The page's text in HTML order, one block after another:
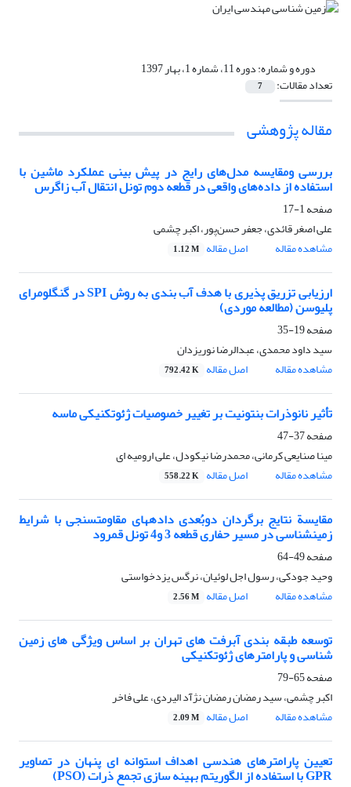
دوره و شماره:دوره 11، شماره 1، بهار 1397
تعداد مقالات: 7
مقاله پژوهشی
بررسی ومقایسه مدل‌های رایج در پیش بینی عملکرد ماشین با
استفاده از داده‌های واقعی در قطعه دوم تونل انتقال آب زاگرس
صفحه1-17
علی اصغر قائدی، جعفر حسن‌پور، اکبر چشمی
مشاهده مقاله
اصل مقاله 1.12 M
ارزیابی تزریق پذیری با هدف آب بندی به روش SPI در گنگلومرای
پلیوسن (مطالعه موردی)
صفحه19-35
سید داود محمدی، عبدالرضا نوریزدان
مشاهده مقاله
اصل مقاله 792.42 K
تأثیر نانوذرات بنتونیت بر تغییر خصوصیات ژئوتکنیکی ماسه
صفحه37-47
مینا صنایعی کرمانی، محمدرضا نیکودل، علی ارومیه ای
مشاهده مقاله
اصل مقاله 558.22 K
مقایسة نتایج برگردان دوبُعدی داده‎های مقاومت‎سنجی با شرایط
زمین‏شناسی در مسیر حفاری قطعه 3 و4 تونل قمرود
صفحه49-64
وحید جودکی، رسول اجل لوئیان، نرگس یزدخواستی
مشاهده مقاله
اصل مقاله 2.56 M
توسعه طبقه بندی آبرفت های تهران بر اساس ویژگی های زمین
شناسی و پارامترهای ژئوتکنیکی
صفحه65-79
اکبر چشمی، سید رمضان رمضان نژآد الیردی، علی فاخر
مشاهده مقاله
اصل مقاله 2.09 M
تعیین پارامتر‌های هندسی اهداف استوانه ای پنهان در تصاویر